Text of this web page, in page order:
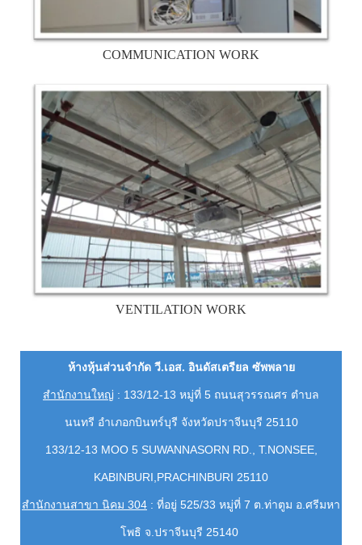
COMMUNICATION WORK
VENTILATION WORK
ห้างหุ้นส่วนจำกัด วี.เอส. อินดัสเตรียล ซัพพลาย
สำนักงานใหญ่ : 133/12-13 หมู่ที่ 5 ถนนสุวรรณศร ตำบล
นนทรี อำเภอกบินทร์บุรี จังหวัดปราจีนบุรี 25110
133/12-13 MOO 5 SUWANNASORN RD., T.NONSEE,
KABINBURI,PRACHINBURI 25110
สำนักงานสาขา นิคม 304 : ที่อยู่ 525/33 หมู่ที่ 7 ต.ท่าตูม อ.ศรีมหา
โพธิ จ.ปราจีนบุรี 25140